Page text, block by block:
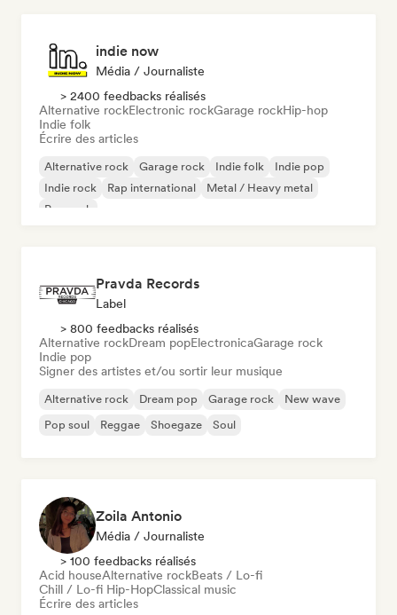
indie now
Média / Journaliste
> 2400 feedbacks réalisés
Alternative rockElectronic rockGarage rockHip-hop
Indie folk
Écrire des articles
Alternative rock Garage rock Indie folk
Indie pop
Indie rock
Rap international
Metal / Heavy metal
Pop rock
Pravda Records
Label
> 800 feedbacks réalisés
Alternative rockDream popElectronicaGarage rock
Indie pop
Signer des artistes et/ou sortir leur musique
Alternative rock Dream pop Garage rock
New wave
Pop soul
Reggae Shoegaze Soul
Zoila Antonio
Média / Journaliste
> 100 feedbacks réalisés
Acid houseAlternative rockBeats / Lo-fi
Chill / Lo-fi Hip-HopClassical music
Écrire des articles